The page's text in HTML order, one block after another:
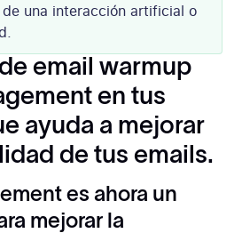
una interacción artificial o
email warmup
en tus
ayuda a mejorar
de tus emails.
es ahora un
mejorar la